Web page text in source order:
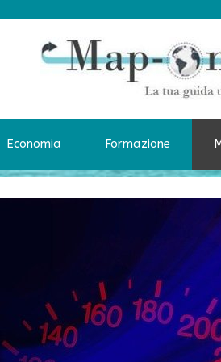
Economia Formazione